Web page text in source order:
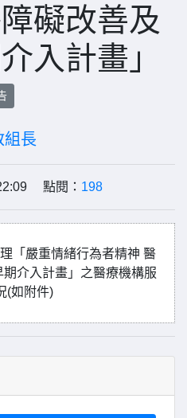
礙改善及
入計畫」
組長
點閱： 198
「嚴重情緒行為者精神 醫
介入計畫」之醫療機構服
(如附件)